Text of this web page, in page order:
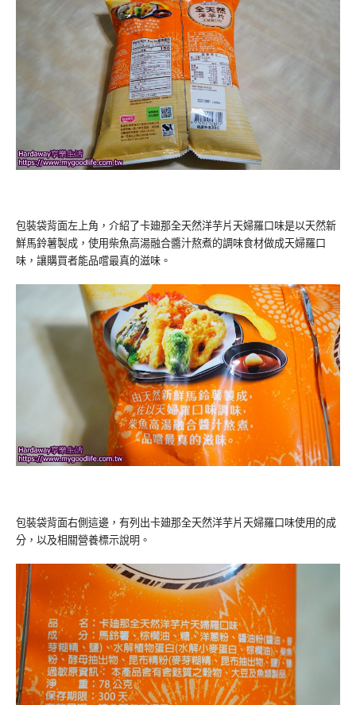
包裝袋背面左上角，介紹了卡廸那全天然洋芋片天婦羅口味是以天然新
鮮馬鈴薯製成，使用柴魚高湯融合醬汁熬煮的調味食材做成天婦羅口
味，讓購買者能品嚐最真的滋味。
包裝袋背面右側這邊，有列出卡廸那全天然洋芋片天婦羅口味使用的成
分，以及相關營養標示說明。